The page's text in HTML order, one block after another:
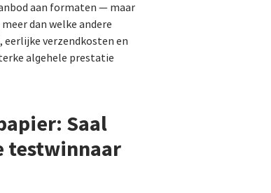
aan formaten — maar
dan welke andere
verzendkosten en
algehele prestatie
Saal
testwinnaar